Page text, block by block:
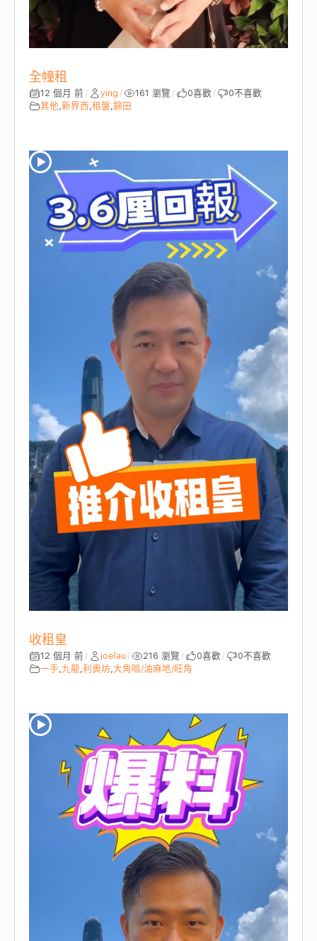
全幢租
12 個月 前 / ying / 161 瀏覽 / 0喜歡 / 0不喜歡
其他 新界西 租盤 錦田
收租皇
12 個月 前 / joelau / 216 瀏覽 / 0喜歡 / 0不喜歡
一手 九龍 利奧坊 大角咀/油麻地/旺角